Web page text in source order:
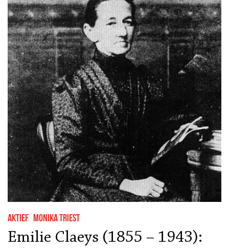
Aktief Monika Triest
Emilie Claeys (1855 – 1943):